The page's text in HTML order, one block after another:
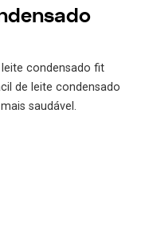
de leite condensado
saudável.